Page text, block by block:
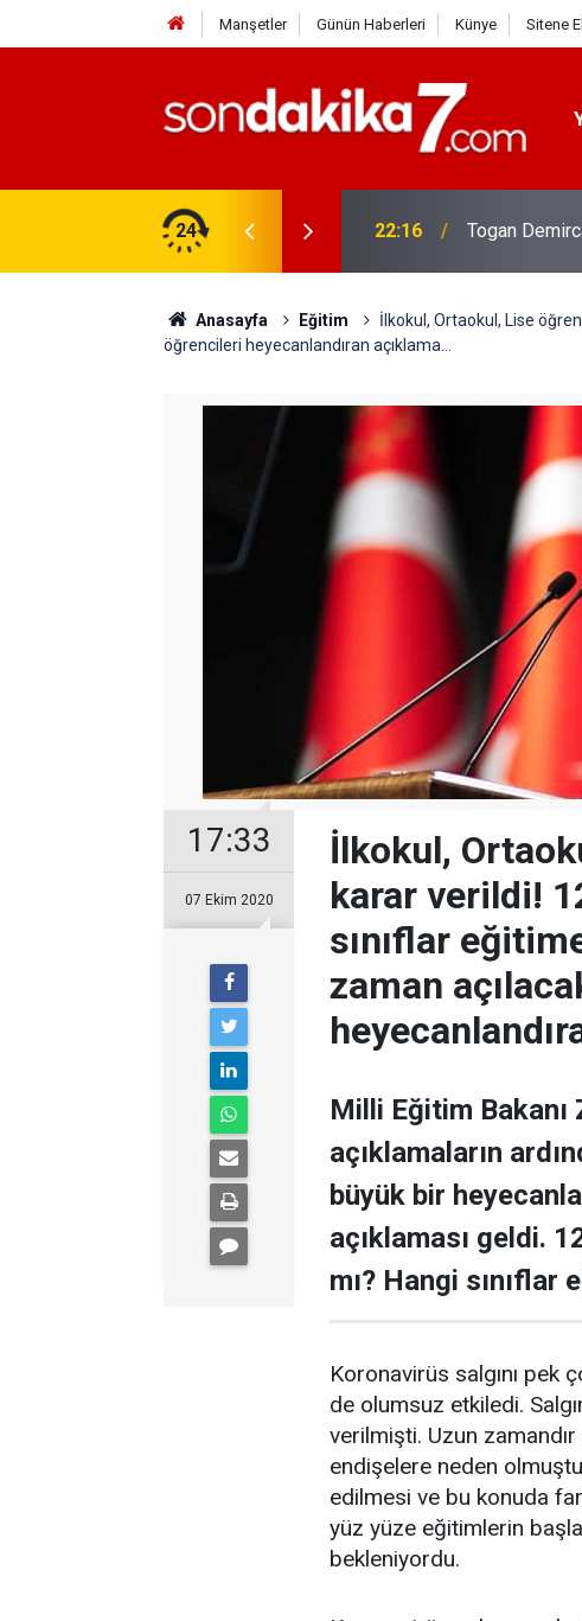
Manşetler Günün Haberleri Künye Sitene
24 22:16 Togan
Anasayfa Eğitim
İlkokul, Ortaokul, Lise
öğrencileri heyecanlandıran açıklama...
17:33
07 Ekim 2020
İlkokul,
karar verildi!
sınıflar
zaman
Milli Eğitim Bakanı
açıklamaların
büyük bir
açıklaması geldi.
mı? Hangi sınıflar
Koronavirüs salgını pek
de olumsuz etkiledi.
verilmişti. Uzun
endişelere neden
edilmesi ve bu konuda
yüz yüze eğitimlerin
bekleniyordu.